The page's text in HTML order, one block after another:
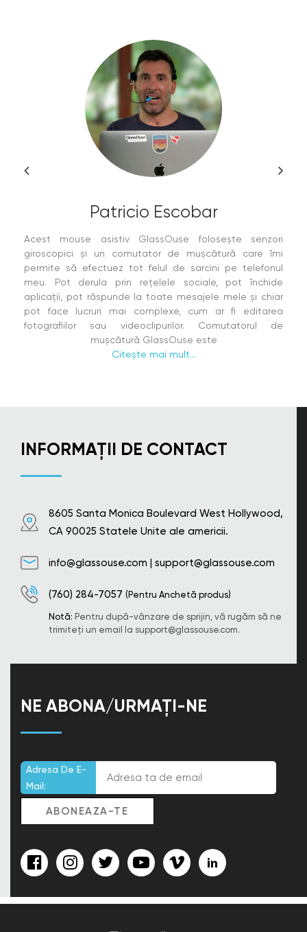
Patricio Escobar
Acest mouse asistiv GlassOuse folosește senzori
giroscopici și un comutator de mușcătură care îmi
permite să efectuez tot felul de sarcini pe telefonul
meu. Pot derula prin rețelele sociale, pot închide
aplicații, pot răspunde la toate mesajele mele și chiar
pot face lucruri mai complexe, cum ar fi editarea
fotografiilor sau videoclipurilor. Comutatorul de
mușcătură GlassOuse este
Citește mai mult...
INFORMAȚII DE CONTACT
8605 Santa Monica Boulevard West Hollywood,
CA 90025 Statele Unite ale americii.
info@glassouse.com | support@glassouse.com
(760) 284-7057 (Pentru Anchetă produs)
Notă: Pentru după-vânzare de sprijin, vă rugăm să ne
trimiteți un email la support@glassouse.com.
NE ABONA/URMAȚI-NE
Adresa De E-
Mail: